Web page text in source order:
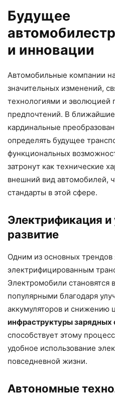
Будущее
и инновации
Автомобильные компании
значительных изменений,
технологиями и эволюцией
предпочтений. В
кардинальные
определять будущее
функциональных
затронут как технические
внешний вид автомобилей,
стандарты в этой сфере.
Электрификация и
развитие
Одним из основных трендов
электрифицированным
Электромобили становятся
популярными благодаря
аккумуляторов и снижению
инфраструктуры зарядных
способствует этому
удобное использование
повседневной жизни.
Автономные